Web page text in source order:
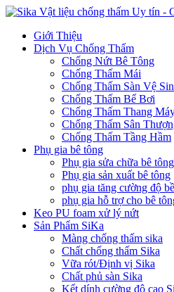
Giới Thiệu
Dịch Vụ Chống Thấm
Chống Nứt Bê Tông
Chống Thấm Mái
Chống Thấm Sàn Vệ
Chống Thấm Bể Bơi
Chống Thấm Thang
Chống Thấm Sân
Chống Thấm Tầng Hầm
Phụ gia bê tông
Phụ gia sửa chữa bê tông
Phụ gia sản xuất bê tông
phụ gia tăng cường độ
phụ gia hỗ trợ cho bê
Keo PU foam xử lý nứt
Sản Phẩm SiKa
Màng chống thấm sika
Chất chống thấm Sika
Vữa rót/Định vị Sika
Chất phủ sàn Sika
Kết dính cường độ cao